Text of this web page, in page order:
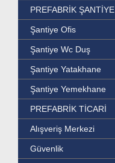
PREFABRİK ŞANTİYE
Şantiye Ofis
Şantiye Wc Duş
Şantiye Yatakhane
Şantiye Yemekhane
PREFABRİK TİCARİ
Alışveriş Merkezi
Güvenlik